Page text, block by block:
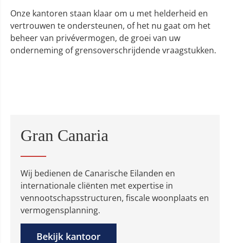
Onze kantoren staan klaar om u met helderheid en
vertrouwen te ondersteunen, of het nu gaat om het
beheer van privévermogen, de groei van uw
onderneming of grensoverschrijdende vraagstukken.
Gran Canaria
Wij bedienen de Canarische Eilanden en
internationale cliënten met expertise in
vennootschapsstructuren, fiscale woonplaats en
vermogensplanning.
Bekijk kantoor